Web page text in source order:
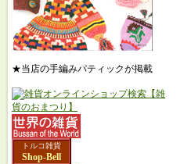
★当店の手編みパティックが掲載
トルコ雑貨
Shop-Bell